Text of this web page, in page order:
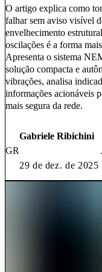
O artigo explica como
falhar sem aviso visível
envelhecimento
oscilações é a forma
Apresenta o sistema
solução compacta e
vibrações, analisa
informações acionáveis
mais segura da rede.
GR
Gabriele Ribichini
29 de dez. de 2025